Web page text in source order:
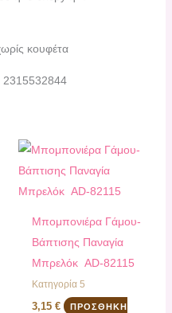
κουφέτα
2315532844
Μπομπονιέρα Γάμου-
Βάπτισης Παναγία
Μπρελόκ AD-82115
Κατηγορία 5
3,15 € ΠΡΟΣΘΉΚΗ